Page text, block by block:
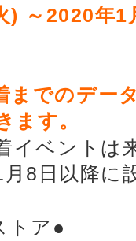
) ～2020年1
までのデー
ます。
イベントは
8日以降に
トア●